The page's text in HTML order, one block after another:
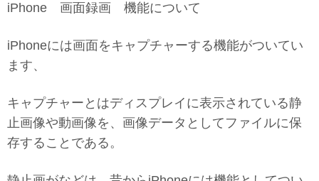
iPhone 画面録画 機能について
iPhoneには画面をキャプチャーする機能がついてい
ます、
キャプチャーとはディスプレイに表示されている静
止画像や動画像を、画像データとしてファイルに保
存することである。